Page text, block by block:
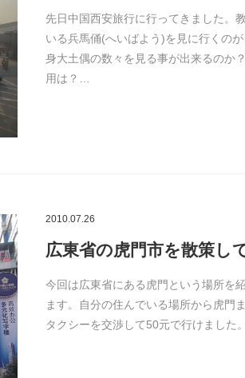
先日中国西安旅行に行ってきました。
いる兵馬俑(へいばよう)を見に行くの
身大土偶の数々を見る事が出来るのか
用は？…
2010.07.26
広東省の虎門市を散策し
今回は広東省にある虎門という場所を
ます。自分の住んでいる場所から虎門
タクシーを交渉して50元で行けました